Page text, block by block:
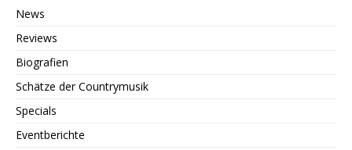
News
Reviews
Biografien
Schätze der Countrymusik
Specials
Eventberichte